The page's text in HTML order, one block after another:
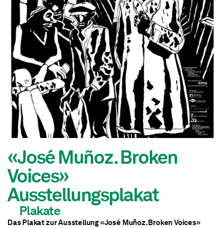
«José Muñoz. Broken
Voices»
Ausstellungsplakat
Plakate
Das Plakat zur Ausstellung «José Muñoz. Broken Voices»